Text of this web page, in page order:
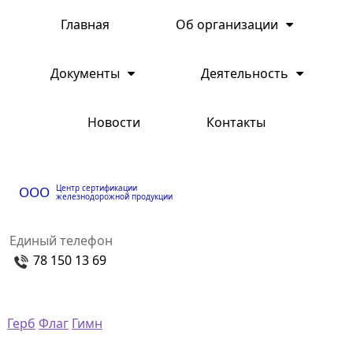
Главная Об организации
Документы Деятельность
Новости Контакты
ООО Центр сертификации
железнодорожной продукции
Единый телефон
78 150 13 69
Герб Флаг Гимн